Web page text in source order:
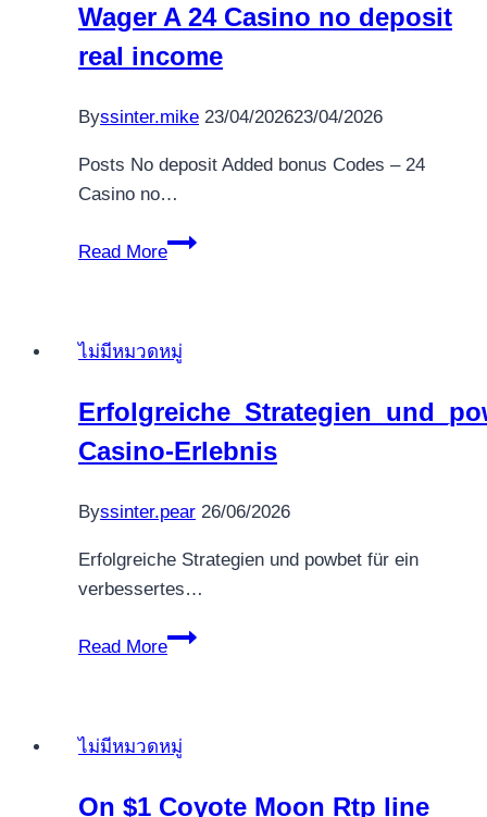
Wager A 24 Casino no deposit
real income
Byssinter.mike 23/04/202623/04/2026
Posts No deposit Added bonus Codes – 24
Casino no…
Read More
Wager
no
real
income
ไม่มีหมวดหมู่
Casino-Erlebnis
Byssinter.pear 26/06/2026
Erfolgreiche Strategien und powbet für ein
verbessertes…
Read More
ไม่มีหมวดหมู่
On $1 Coyote Moon Rtp line